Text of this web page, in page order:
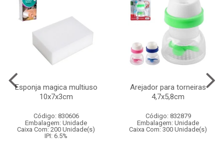
Esponja magica multiuso
10x7x3cm
Código: 830606
Embalagem: Unidade
Caixa Com: 200 Unidade(s)
IPI: 6.5%
Arejador para torneiras
4,7x5,8cm
Código: 832879
Embalagem: Unidade
Caixa Com: 300 Unidade(s)